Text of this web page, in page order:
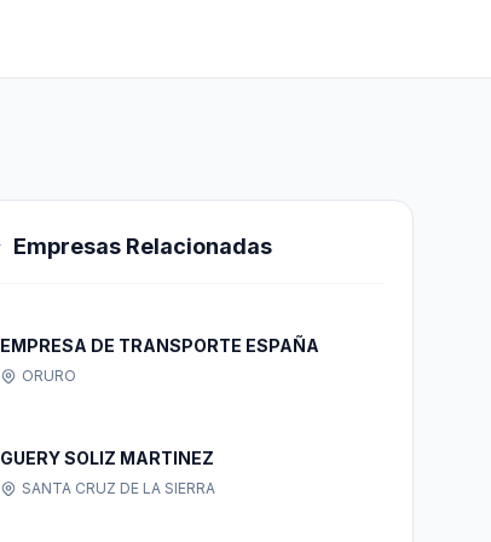
Empresas Relacionadas
EMPRESA DE TRANSPORTE ESPAÑA
ORURO
GUERY SOLIZ MARTINEZ
SANTA CRUZ DE LA SIERRA